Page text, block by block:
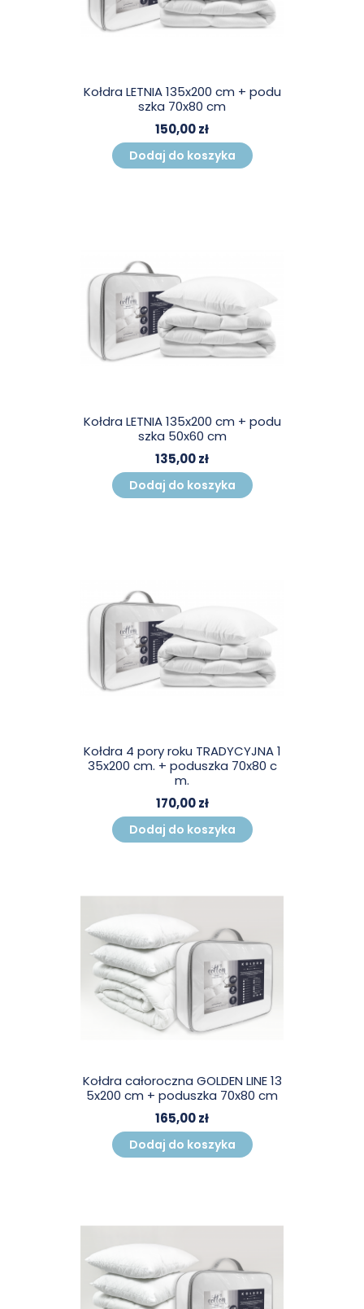
Kołdra LETNIA 135x200 cm + podu
szka 70x80 cm
150,00 zł
Dodaj do koszyka
Kołdra LETNIA 135x200 cm + podu
szka 50x60 cm
135,00 zł
Dodaj do koszyka
Kołdra 4 pory roku TRADYCYJNA 1
35x200 cm. + poduszka 70x80 c
m.
170,00 zł
Dodaj do koszyka
Kołdra całoroczna GOLDEN LINE 13
5x200 cm + poduszka 70x80 cm
165,00 zł
Dodaj do koszyka